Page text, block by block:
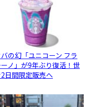
の幻「ユニコーン フラ
ノ」が9年ぶり復活！世
日間限定販売へ